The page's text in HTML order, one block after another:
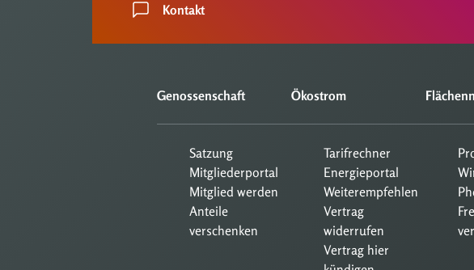
Kontakt
Genossenschaft
Satzung
Mitgliederportal
Mitglied werden
Anteile
verschenken
Ökostrom
Tarifrechner
Energieportal
Weiterempfehlen
Vertrag
widerrufen
Vertrag hier